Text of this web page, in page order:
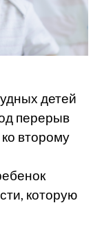
детей
перерыв
второму
которую